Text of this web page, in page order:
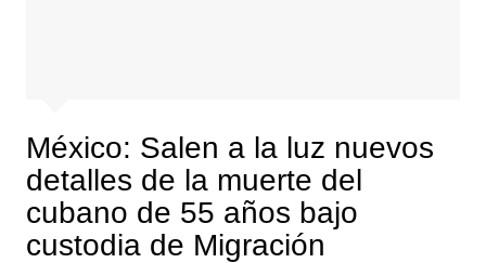
México: Salen a la luz nuevos
detalles de la muerte del
cubano de 55 años bajo
custodia de Migración